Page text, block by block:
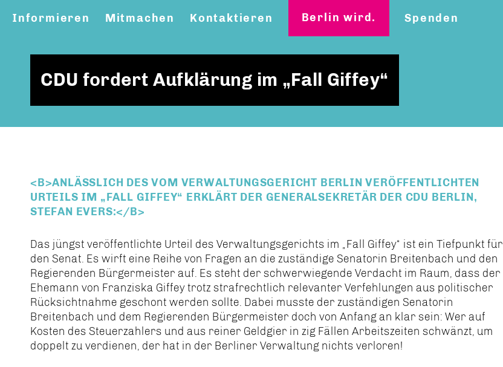
Informieren Mitmachen Kontaktieren Berlin wird. Spenden
CDU fordert Aufklärung im „Fall Giffey“
<B>ANLÄSSLICH DES VOM VERWALTUNGSGERICHT BERLIN VERÖFFENTLICHTEN
URTEILS IM „FALL GIFFEY“ ERKLÄRT DER GENERALSEKRETÄR DER CDU BERLIN,
STEFAN EVERS:</B>
Das jüngst veröffentlichte Urteil des Verwaltungsgerichts im „Fall Giffey“ ist ein Tiefpunkt für
den Senat. Es wirft eine Reihe von Fragen an die zuständige Senatorin Breitenbach und den
Regierenden Bürgermeister auf. Es steht der schwerwiegende Verdacht im Raum, dass der
Ehemann von Franziska Giffey trotz strafrechtlich relevanter Verfehlungen aus politischer
Rücksichtnahme geschont werden sollte. Dabei musste der zuständigen Senatorin
Breitenbach und dem Regierenden Bürgermeister doch von Anfang an klar sein: Wer auf
Kosten des Steuerzahlers und aus reiner Geldgier in zig Fällen Arbeitszeiten schwänzt, um
doppelt zu verdienen, der hat in der Berliner Verwaltung nichts verloren!